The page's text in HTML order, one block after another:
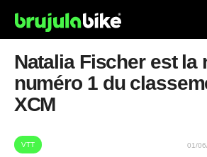
Natalia Fischer est la
numéro 1 du
XCM
VTT 01/